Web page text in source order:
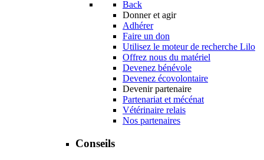
Back
Donner et agir
Adhérer
Faire un don
Utilisez le moteur de recherche Lilo
Offrez nous du matériel
Devenez bénévole
Devenez écovolontaire
Devenir partenaire
Partenariat et mécénat
Vétérinaire relais
Nos partenaires
Conseils